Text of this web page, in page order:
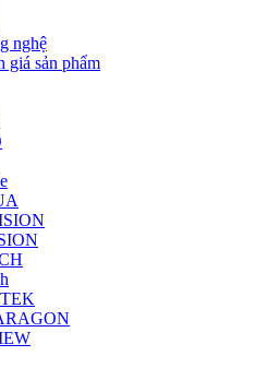
nghệ
giá sản phẩm